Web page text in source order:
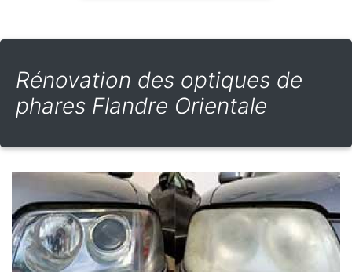
Rénovation des optiques de
phares Flandre Orientale